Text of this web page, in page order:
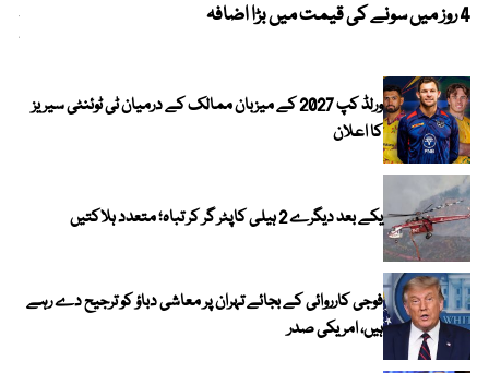
4 روز میں سونے کی قیمت میں بڑا اضافہ
ورلڈ کپ 2027 کے میزبان ممالک کے درمیان ٹی ٹوئنٹی سیریز
کا اعلان
یکے بعد دیگرے 2 ہیلی کاپٹر گر کر تباہ؛ متعدد ہلاکتیں
فوجی کارروائی کے بجائے تہران پر معاشی دباؤ کو ترجیح دے رہے
ہیں، امریکی صدر